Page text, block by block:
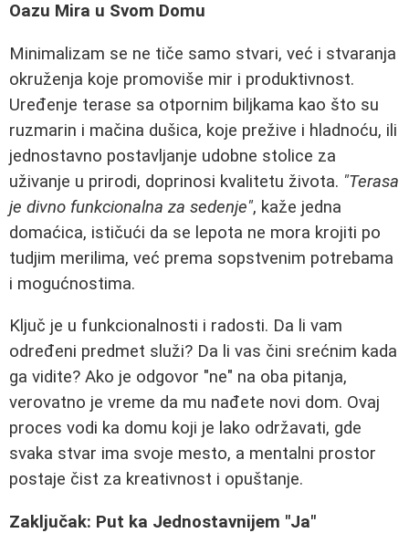
Oazu Mira u Svom Domu
Minimalizam se ne tiče samo stvari, već i stvaranja
okruženja koje promoviše mir i produktivnost.
Uređenje terase sa otpornim biljkama kao što su
ruzmarin i mačina dušica, koje prežive i hladnoću, ili
jednostavno postavljanje udobne stolice za
uživanje u prirodi, doprinosi kvalitetu života. "Terasa
je divno funkcionalna za sedenje", kaže jedna
domaćica, ističući da se lepota ne mora krojiti po
tudjim merilima, već prema sopstvenim potrebama
i mogućnostima.
Ključ je u funkcionalnosti i radosti. Da li vam
određeni predmet služi? Da li vas čini srećnim kada
ga vidite? Ako je odgovor "ne" na oba pitanja,
verovatno je vreme da mu nađete novi dom. Ovaj
proces vodi ka domu koji je lako održavati, gde
svaka stvar ima svoje mesto, a mentalni prostor
postaje čist za kreativnost i opuštanje.
Zaključak: Put ka Jednostavnijem "Ja"